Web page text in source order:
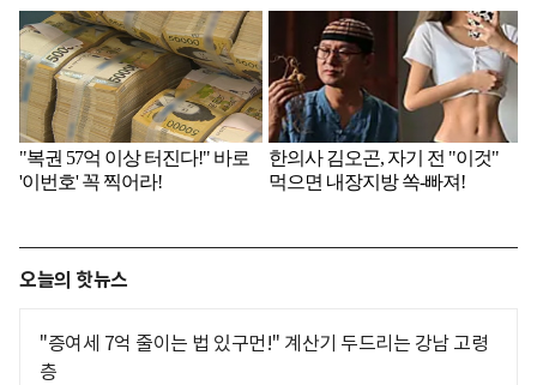
오늘의 핫뉴스
"증여세 7억 줄이는 법 있구먼!" 계산기 두드리는 강남 고령
층